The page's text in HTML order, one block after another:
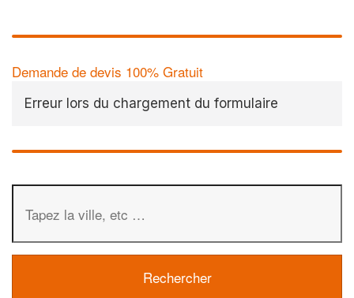
Demande de devis 100% Gratuit
Erreur lors du chargement du formulaire